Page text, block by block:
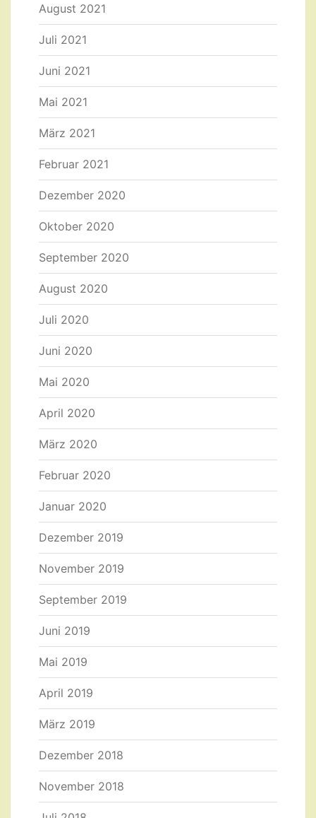
August 2021
Juli 2021
Juni 2021
Mai 2021
März 2021
Februar 2021
Dezember 2020
Oktober 2020
September 2020
August 2020
Juli 2020
Juni 2020
Mai 2020
April 2020
März 2020
Februar 2020
Januar 2020
Dezember 2019
November 2019
September 2019
Juni 2019
Mai 2019
April 2019
März 2019
Dezember 2018
November 2018